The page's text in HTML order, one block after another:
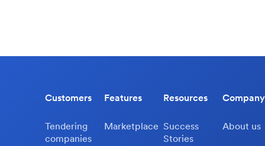
Customers
Tendering
companies
Features
Marketplace
Resources
Success
Stories
Company
About us